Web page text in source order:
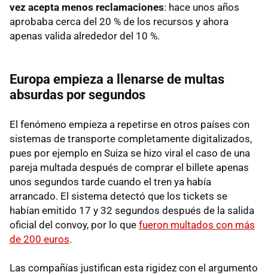
vez acepta menos reclamaciones: hace unos años
aprobaba cerca del 20 % de los recursos y ahora
apenas valida alrededor del 10 %.
Europa empieza a llenarse de multas
absurdas por segundos
El fenómeno empieza a repetirse en otros países con
sistemas de transporte completamente digitalizados,
pues por ejemplo en Suiza se hizo viral el caso de una
pareja multada después de comprar el billete apenas
unos segundos tarde cuando el tren ya había
arrancado. El sistema detectó que los tickets se
habían emitido 17 y 32 segundos después de la salida
oficial del convoy, por lo que fueron multados con más
de 200 euros.
Las compañías justifican esta rigidez con el argumento